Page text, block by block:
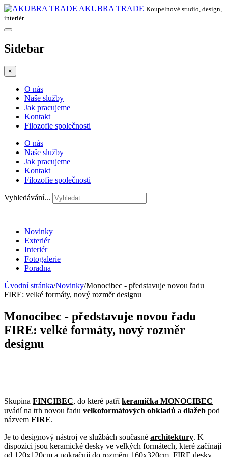
AKUBRA TRADE Koupelnové studio, design,
interiér
Sidebar
×
O nás
Naše služby
Jak pracujeme
Kontakt
Filozofie společnosti
O nás
Naše služby
Jak pracujeme
Kontakt
Filozofie společnosti
Vyhledávání...
Novinky
Exteriér
Interiér
Fotogalerie
Poradna
Úvodní stránka/Novinky/Monocibec - představuje novou řadu
FIRE: velké formáty, nový rozměr designu
Monocibec - představuje novou řadu
FIRE: velké formáty, nový rozměr
designu
Skupina FINCIBEC, do které patříkeramička MONOCIBEC
uvádí na trh novou řadu velkoformátových obkladů a dlažeb pod
názvem FIRE.
Je to designový nástroj ve službách současné architektury. K
dispozici jsou keramické desky ve velkých formátech, které začínají
od 120x120cm a pokračují do rozměru 160x320cm. FIRE desky